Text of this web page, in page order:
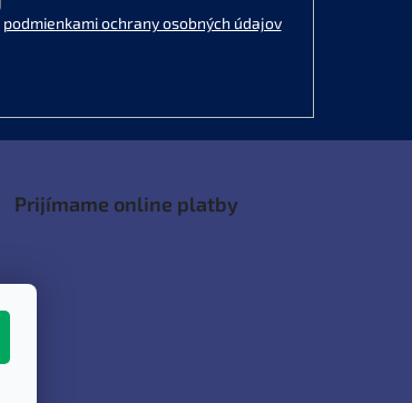
podmienkami ochrany osobných údajov.
Prijímame online platby